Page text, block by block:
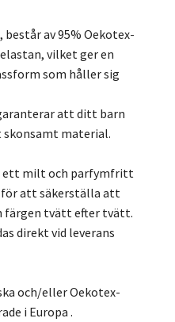
av 95% Oekotex-
vilket ger en
som håller sig
att ditt barn
material.
ett milt och parfymfritt
att säkerställa att
färgen tvätt efter tvätt.
direkt vid leverans
och/eller Oekotex-
i Europa .